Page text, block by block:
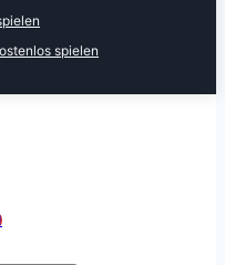
spielen